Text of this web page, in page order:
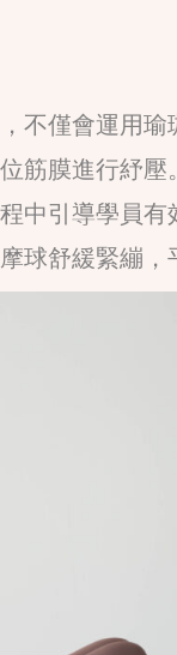
不僅會運用
筋膜進行紓
中引導學員
球舒緩緊繃，